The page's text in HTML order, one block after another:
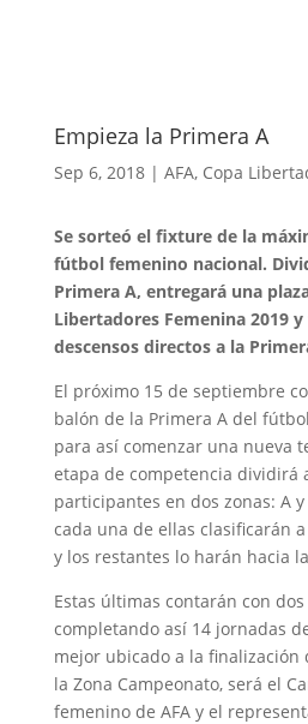
Empieza la Primera A
Sep 6, 2018| AFA, Copa
Se sorteó el fixture de la
fútbol femenino nacional.
Primera A, entregará una
Libertadores Femenina 2019
descensos directos a la
El próximo 15 de septiembre
balón de la Primera A del
para así comenzar una nueva
etapa de competencia dividirá
participantes en dos zonas: A
cada una de ellas clasificarán
y los restantes lo harán hacia
Estas últimas contarán con
completando así 14 jornadas
mejor ubicado a la finalización
la Zona Campeonato, será el
femenino de AFA y el